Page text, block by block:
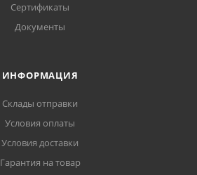
Сертификаты
Документы
ИНФОРМАЦИЯ
Склады отправки
Условия оплаты
Условия доставки
Гарантия на товар